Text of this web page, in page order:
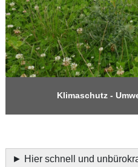
Klimaschutz -
► Hier schnell und